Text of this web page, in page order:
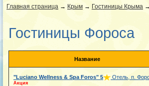
Главная страница → Крым → Гостиницы Крыма →
Гостиницы Фороса
Название
"Luciano Wellness & Spa Foros" 5 Отель, п.
Акция